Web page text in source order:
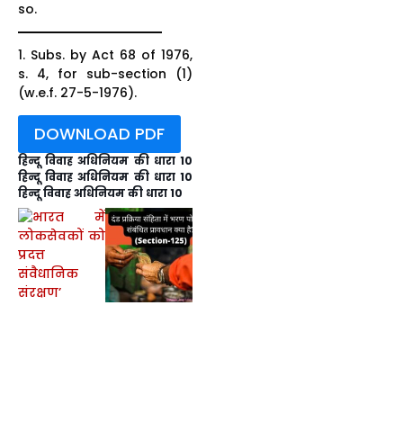
so.
1. Subs. by Act 68 of 1976,
s. 4, for sub-section (1)
(w.e.f. 27-5-1976).
DOWNLOAD PDF
हिन्दू विवाह अधिनियम की धारा 10
हिन्दू विवाह अधिनियम की धारा 10
हिन्दू विवाह अधिनियम की धारा 10